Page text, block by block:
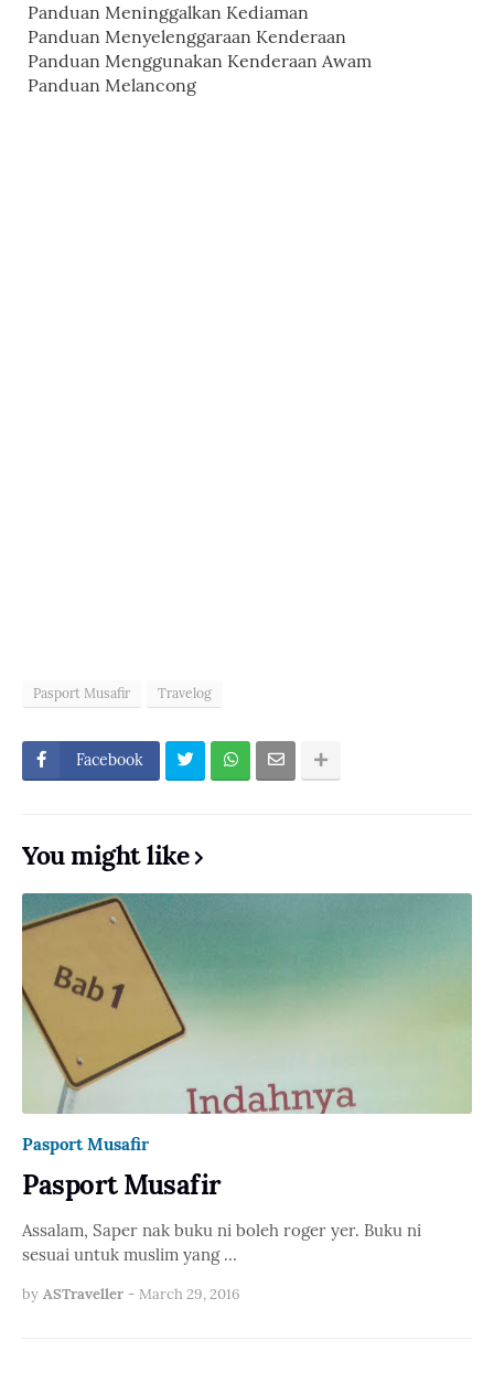
Panduan Meninggalkan Kediaman
Panduan Menyelenggaraan Kenderaan
Panduan Menggunakan Kenderaan Awam
Panduan Melancong
Pasport Musafir Travelog
Facebook
You might like
Pasport Musafir
Pasport Musafir
Assalam, Saper nak buku ni boleh roger yer. Buku ni
sesuai untuk muslim yang …
by ASTraveller - March 29, 2016